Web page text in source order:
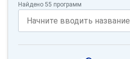
Найдено 55 программ